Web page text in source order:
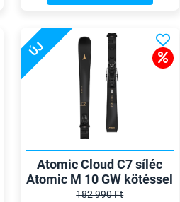
ÚJ
Atomic Cloud C7 síléc
Atomic M 10 GW kötéssel
182 990 Ft